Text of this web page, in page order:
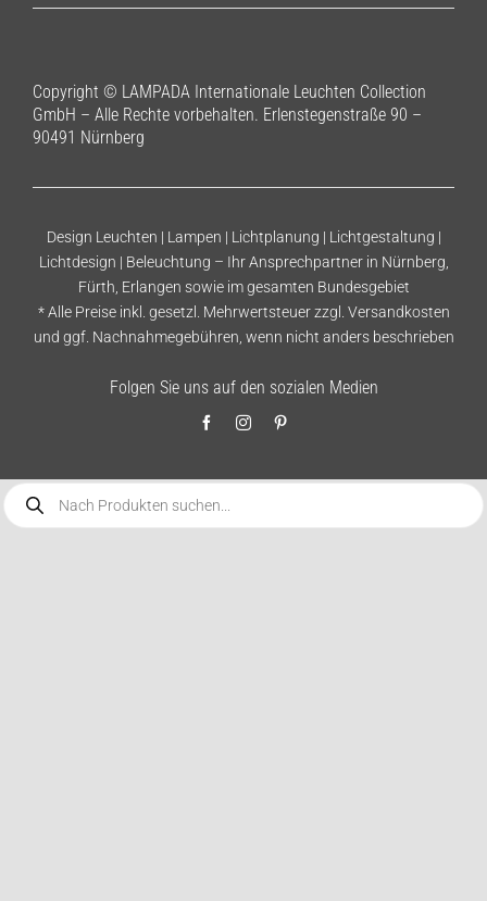
Copyright © LAMPADA Internationale Leuchten Collection
GmbH – Alle Rechte vorbehalten. Erlenstegenstraße 90 –
90491 Nürnberg
Design Leuchten | Lampen | Lichtplanung | Lichtgestaltung |
Lichtdesign | Beleuchtung – Ihr Ansprechpartner in Nürnberg,
Fürth, Erlangen sowie im gesamten Bundesgebiet
* Alle Preise inkl. gesetzl. Mehrwertsteuer zzgl. Versandkosten
und ggf. Nachnahmegebühren, wenn nicht anders beschrieben
Folgen Sie uns auf den sozialen Medien
Products
search